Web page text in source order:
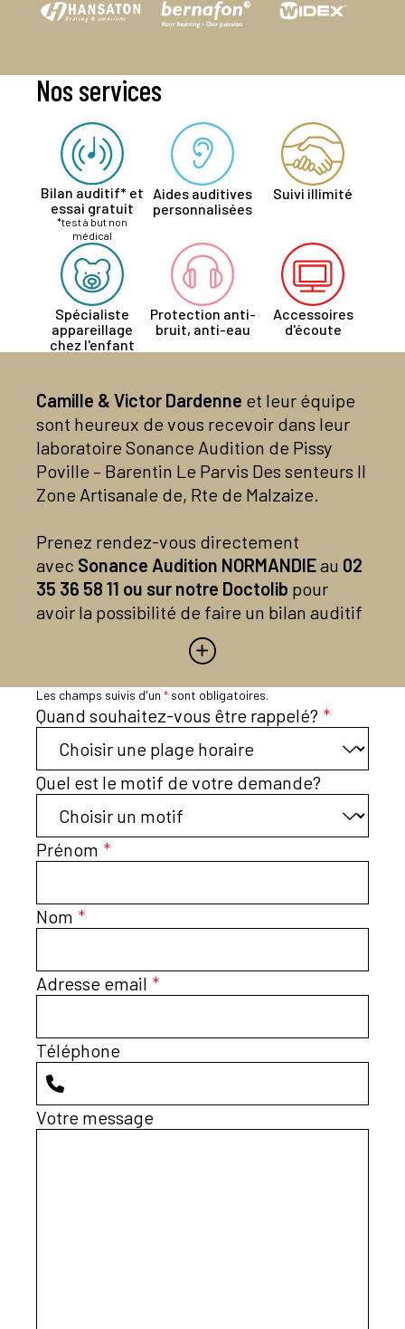
Nos services
Bilan auditif* et
essai gratuit
*test à but non
médical
Aides auditives
personnalisées
Suivi illimité
Spécialiste
appareillage
chez l'enfant
Protection anti-
bruit, anti-eau
Accessoires
d'écoute
Camille & Victor Dardenne et leur équipe
sont heureux de vous recevoir dans leur
laboratoire Sonance Audition de Pissy
Poville – Barentin Le Parvis Des senteurs II
Zone Artisanale de, Rte de Malzaize.
Prenez rendez-vous directement
avec Sonance Audition NORMANDIEau 02
35 36 58 11 ou sur notre Doctolib pour
avoir la possibilité de faire un bilan auditif
et/ou d’essayer les appareils
auditifs dernière génération,
gratuitement et sans engagement.
Que vous ayez une perte auditive, des
acouphènes ou une hyperacousie nous
pourrons vous proposer des solutions
personnalisées.
Les champs suivis d'un * sont obligatoires.
Quand souhaitez-vous être rappelé? *
Quel est le motif de votre demande?
Prénom *
Nom *
Adresse email *
Téléphone
Votre message